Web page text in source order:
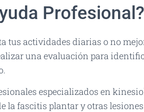
Profesional?
tus actividades diarias o no
una evaluación para
especializados en
la fascitis plantar y otras